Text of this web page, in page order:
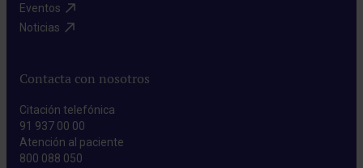
Eventos​
Noticias​
Contacta con nosotros
Citación telefónica
91 937 00 00
Atención al paciente
800 088 050